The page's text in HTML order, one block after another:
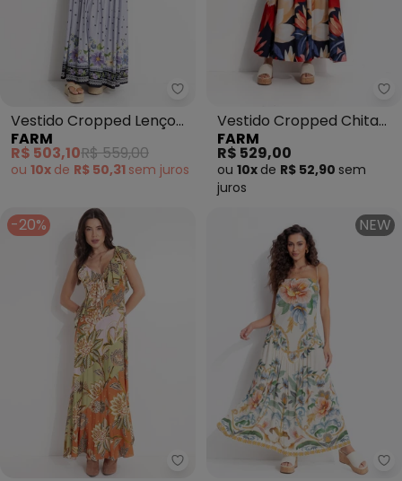
Farm - Vestido Cropped Lenço
Vestido Cropped Lenço
Alina (Azul)
FARM
R$ 503,10R$ 559,00
ou 10x de R$ 50,31 sem juros
Vestido Cropped Chita
Pintada (Azul)
FARM
R$ 529,00
ou 10x de R$ 52,90 sem
juros
-20%
Farm - Vestido Babado Patch
NEW